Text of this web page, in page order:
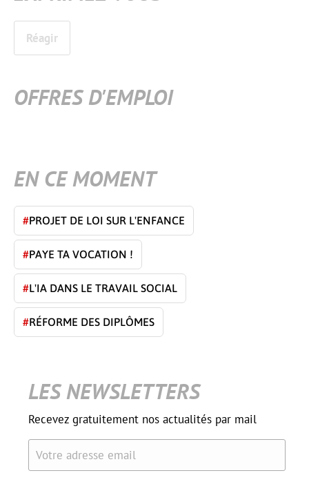
Réagir
OFFRES D'EMPLOI
EN CE MOMENT
#PROJET DE LOI SUR L'ENFANCE
#PAYE TA VOCATION !
#L'IA DANS LE TRAVAIL SOCIAL
#RÉFORME DES DIPLÔMES
LES NEWSLETTERS
Recevez gratuitement nos actualités par mail
Votre adresse email